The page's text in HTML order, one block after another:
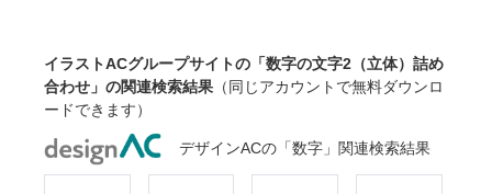
イラストACグループサイトの「数字の文字2（立体）詰め
合わせ」の関連検索結果 （同じアカウントで無料ダウンロ
ードできます）
デザインACの「数字」関連検索結果